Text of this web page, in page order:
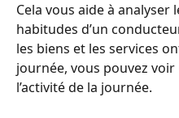
Cela vous aide à
habitudes d’un
les biens et les services
journée, vous pouvez
l’activité de la journée.